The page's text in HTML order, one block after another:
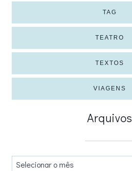
TAG
TEATRO
TEXTOS
VIAGENS
Arquivos
Arquivos